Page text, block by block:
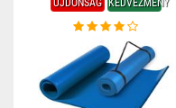
ÚJDONSÁG KEDVEZMÉNY